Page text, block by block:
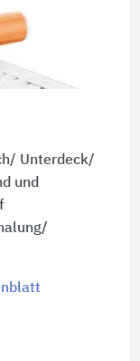
Unterdeck/
und